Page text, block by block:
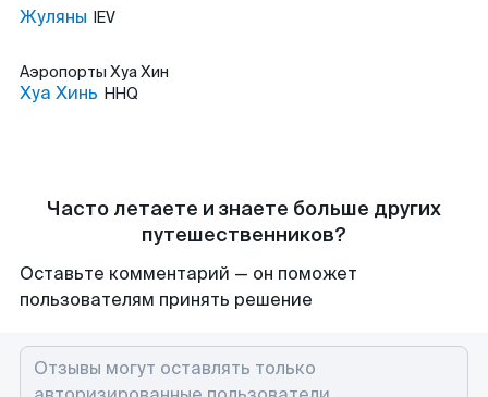
Жуляны IEV
Аэропорты Хуа Хин
Хуа Хинь HHQ
Часто летаете и знаете больше других
путешественников?
Оставьте комментарий — он поможет
пользователям принять решение